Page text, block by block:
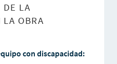
DE LA
LA OBRA
con discapacidad: